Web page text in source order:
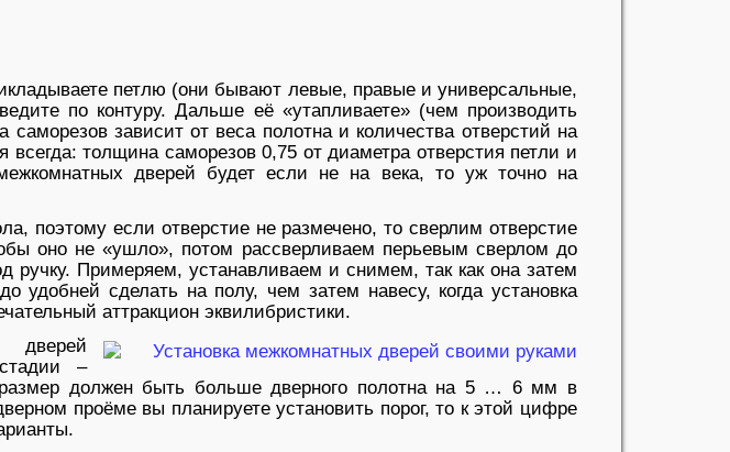
петлю (они бывают левые, правые и универсальные,
по контуру. Дальше её «утапливаете» (чем производить
зависит от веса полотна и количества отверстий на
толщина саморезов 0,75 от диаметра отверстия петли и
дверей будет если не на века, то уж точно на
поэтому если отверстие не размечено, то сверлим отверстие
оно не «ушло», потом рассверливаем перьевым сверлом до
ручку. Примеряем, устанавливаем и снимем, так как она затем
удобней сделать на полу, чем затем навесу, когда установка
аттракцион эквилибристики.
дверей
–
размер должен быть больше дверного полотна на 5 … 6 мм в
проёме вы планируете установить порог, то к этой цифре